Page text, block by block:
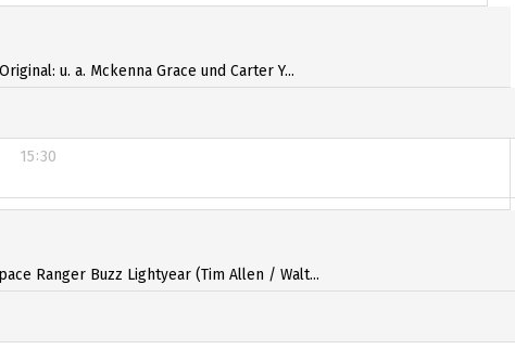
u. a. Mckenna Grace und Carter Y...
15:30
15:30
Ranger Buzz Lightyear (Tim Allen / Walt...